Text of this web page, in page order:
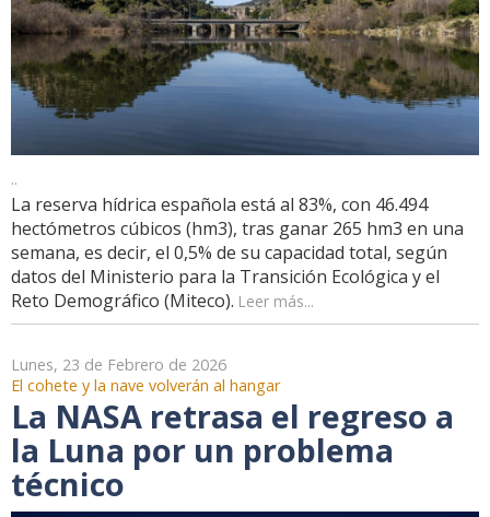
..
La reserva hídrica española está al 83%, con 46.494
hectómetros cúbicos (hm3), tras ganar 265 hm3 en una
semana, es decir, el 0,5% de su capacidad total, según
datos del Ministerio para la Transición Ecológica y el
Reto Demográfico (Miteco). Leer más...
Lunes, 23 de Febrero de 2026
El cohete y la nave volverán al hangar
La NASA retrasa el regreso a
la Luna por un problema
técnico